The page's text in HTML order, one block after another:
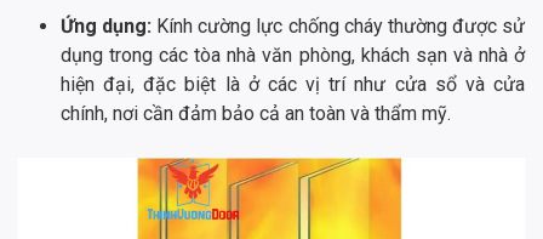
Ứng dụng: Kính cường lực chống cháy thường được sử
dụng trong các tòa nhà văn phòng, khách sạn và nhà ở
hiện đại, đặc biệt là ở các vị trí như cửa sổ và cửa
chính, nơi cần đảm bảo cả an toàn và thẩm mỹ.